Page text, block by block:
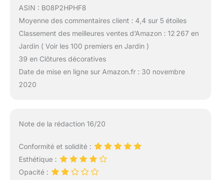
ASIN : B08P2HPHF8
Moyenne des commentaires client : 4,4 sur 5 étoiles
Classement des meilleures ventes d’Amazon : 12 267 en
Jardin ( Voir les 100 premiers en Jardin )
39 en Clôtures décoratives
Date de mise en ligne sur Amazon.fr : 30 novembre
2020
Note de la rédaction 16/20
Conformité et solidité :
Esthétique :
Opacité :